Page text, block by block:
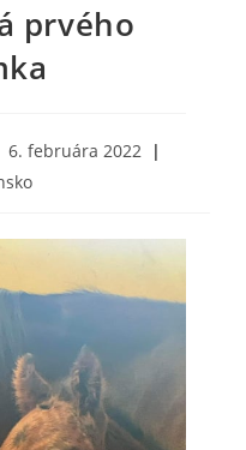
prvého
6. februára 2022